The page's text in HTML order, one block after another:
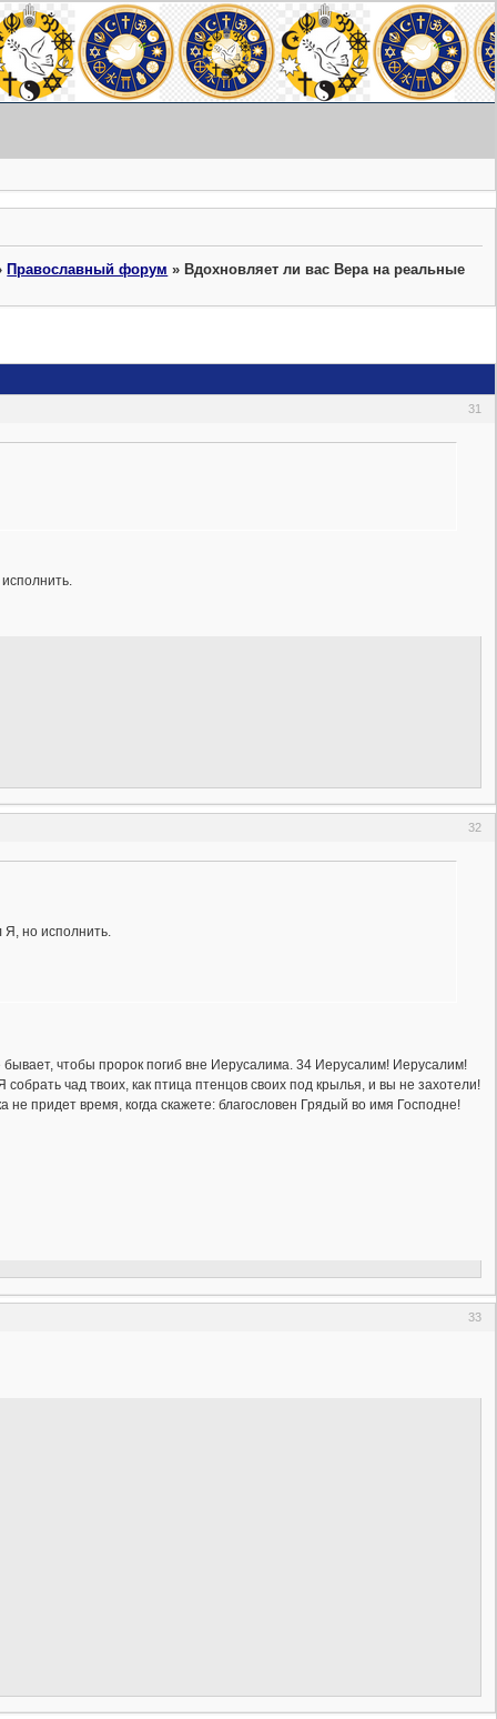
Православный форум »Вдохновляет ли вас Вера на реальные
31
32
но исполнить.
чтобы пророк погиб вне Иерусалима. 34 Иерусалим! Иерусалим!
чад твоих, как птица птенцов своих под крылья, и вы не захотели!
придет время, когда скажете: благословен Грядый во имя Господне!
33